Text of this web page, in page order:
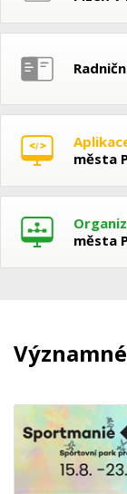
města
města